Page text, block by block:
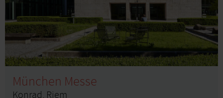
München Messe
Konrad, Riem